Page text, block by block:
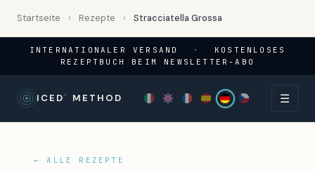
Startseite › Rezepte › Stracciatella Grossa
INTERNATIONALER VERSAND ·
KOSTENLOSES
REZEPTBUCH BEIM NEWSLETTER-ABO
ICED ° METHOD ☰
← ALLE REZEPTE